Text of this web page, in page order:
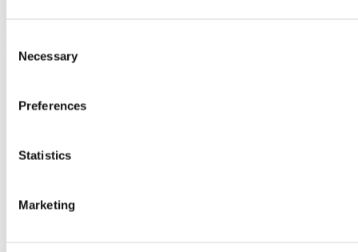
Selection
Necessary
Preferences
Statistics
Marketing
Ved at installere og bruge Nordic Charge installatørapp bekræfter
dens vilkår.